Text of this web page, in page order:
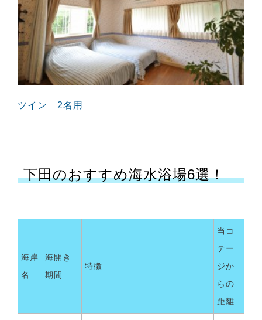
ツイン 2名用
下田のおすすめ海水浴場6選！
海岸
名
海開き
期間
特徴
当コ
テー
ジか
らの
距離